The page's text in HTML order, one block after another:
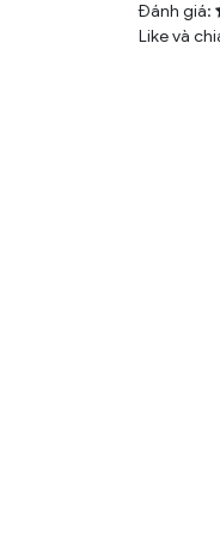
Đánh giá:
Like và